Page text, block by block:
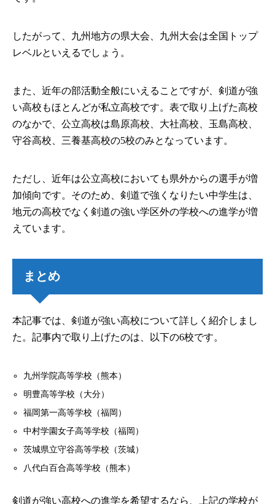
したがって、九州地方の県大会、九州大会は全国トップ
レベルといえるでしょう。
また、近年の部活動全般にいえることですが、剣道が強
い高校もほとんどが私立高校です。表で取り上げた高校
のなかで、公立高校は島原高校、大社高校、玉島高校、
守谷高校、三養基高校の5校のみとなっています。
ただし、近年は公立高校においても県外からの選手が増
加傾向です。そのため、剣道で強くなりたい中学生は、
地元の高校でなく剣道の強い学区外の学校への進学が増
えています。
まとめ
本記事では、剣道が強い高校について詳しく紹介しまし
た。記事内で取り上げたのは、以下の6校です。
九州学院高等学校（熊本）
明豊高等学校（大分）
福岡第一高等学校（福岡）
中村学園女子高等学校（福岡）
茨城県立守谷高等学校（茨城）
八代白百合高等学校（熊本）
剣道が強い高校への進学を希望するなら、上記の学校が